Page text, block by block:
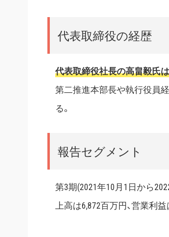
代表取締役の経歴
代表取締役社長の高畠毅氏
第二推進本部長や執行役員
る。
報告セグメント
第3期(2021年10月1日から
上高は6,872百万円、営業利